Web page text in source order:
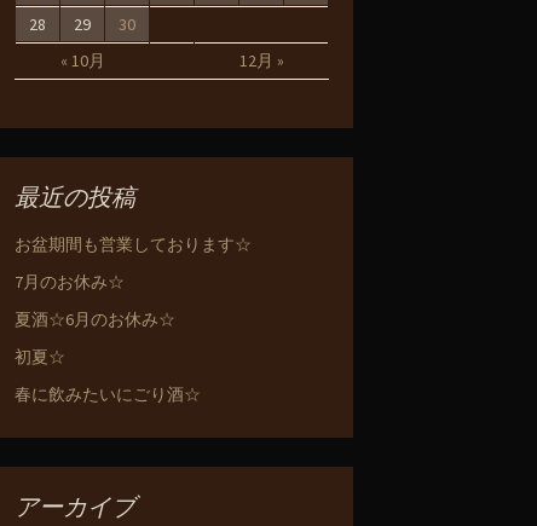
« 10月 12月 »
28
29 30
最近の投稿
お盆期間も営業しております☆
7月のお休み☆
夏酒☆6月のお休み☆
初夏☆
春に飲みたいにごり酒☆
アーカイブ